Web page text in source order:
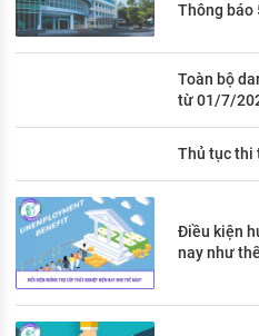
Thông báo
Toàn bộ
từ 01/7/
Thủ tục thi
Điều kiện
nay như